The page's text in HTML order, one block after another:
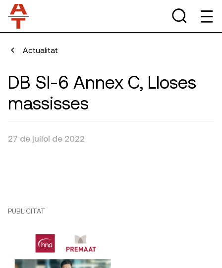
Actualitat
DB SI-6 Annex C, Lloses
massisses
27 de juliol de 2022
PUBLICITAT